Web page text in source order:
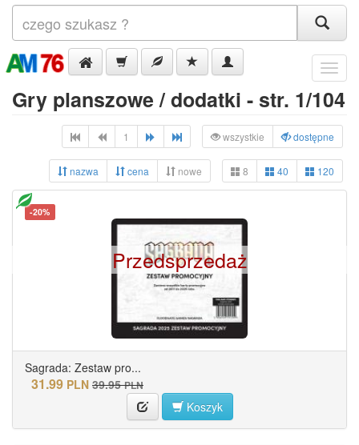
Menu
Gry planszowe / dodatki - str. 1/104
1 wszystkie dostępne
nazwa cena nowe 8 40 120
-20%
Sagrada: Zestaw pro...
31.99 PLN 39.95 PLN
Koszyk
Przedsprzedaż